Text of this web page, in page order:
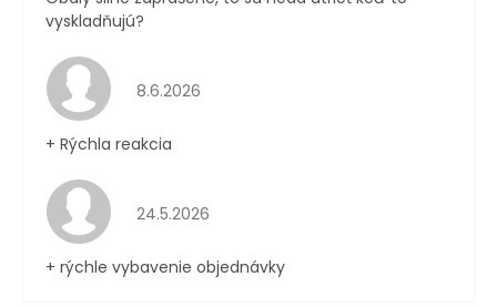
vyskladňujú?
Hodnotenie obchodu je 4 z 5 hviezdičiek.
8.6.2026
+ Rýchla reakcia
Hodnotenie obchodu je 5 z 5 hviezdičiek.
24.5.2026
+ rýchle vybavenie objednávky